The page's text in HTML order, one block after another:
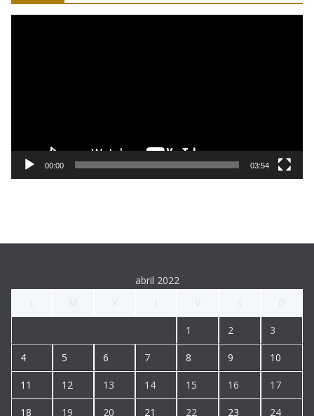
o
o
00:00 03:54
abril 2022
1 2 3
4 5 6 7 8 9 10
11 12 13 14 15 16 17
18 19 20 21 22 23 24